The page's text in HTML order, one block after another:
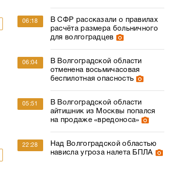
06:18
В СФР рассказали о правилах
расчёта размера больничного
для волгоградцев
06:04
В Волгоградской области
отменена восьмичасовая
беспилотная опасность
05:51
В Волгоградской области
айтишник из Москвы попался
на продаже «вредоноса»
22:28
Над Волгоградской областью
нависла угроза налета БПЛА